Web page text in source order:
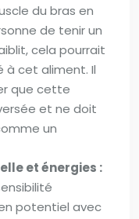
du bras en
de tenir un
cela pourrait
à cet aliment. Il
que cette
et ne doit
un
et énergies :
potentiel avec